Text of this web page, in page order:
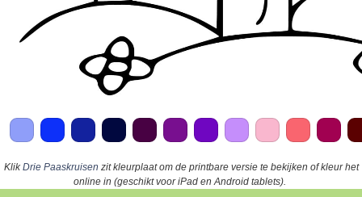
KlikDrie Paaskruisen zit kleurplaat om de printbare versie te bekijken of kleur het
online in (geschikt voor iPad en Android tablets).